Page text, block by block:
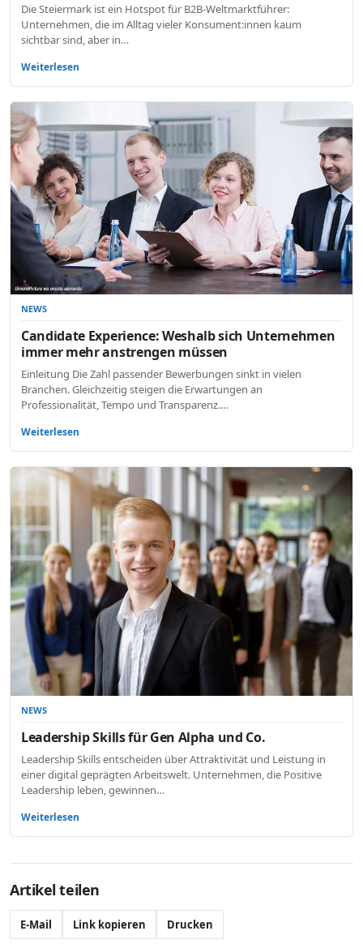
Die Steiermark ist ein Hotspot für B2B-Weltmarktführer:
Unternehmen, die im Alltag vieler Konsument:innen kaum
sichtbar sind, aber in…
Weiterlesen
NEWS
Candidate Experience: Weshalb sich Unternehmen
immer mehr anstrengen müssen
Einleitung Die Zahl passender Bewerbungen sinkt in vielen
Branchen. Gleichzeitig steigen die Erwartungen an
Professionalität, Tempo und Transparenz.…
Weiterlesen
NEWS
Leadership Skills für Gen Alpha und Co.
Leadership Skills entscheiden über Attraktivität und Leistung in
einer digital geprägten Arbeitswelt. Unternehmen, die Positive
Leadership leben, gewinnen…
Weiterlesen
Artikel teilen
E-Mail Link kopieren Drucken